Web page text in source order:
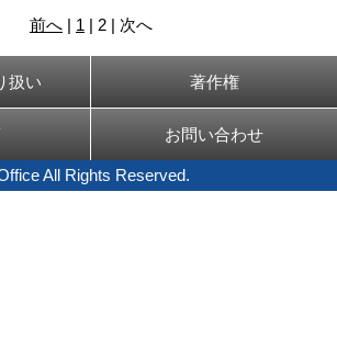
前へ | 1 | 2 | 次へ
扱い 著作権
お問い合わせ
All Rights Reserved.